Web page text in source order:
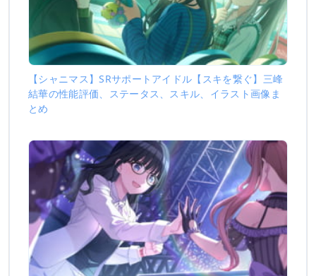
【シャニマス】SRサポートアイドル【スキを繋ぐ】三峰
結華の性能評価、ステータス、スキル、イラスト画像ま
とめ